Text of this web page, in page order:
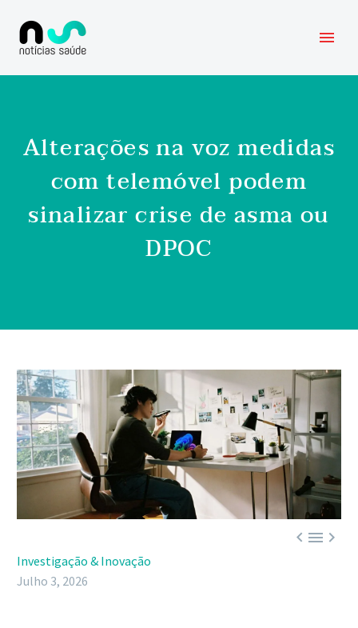
Alterações na voz medidas
com telemóvel podem
sinalizar crise de asma ou
DPOC

Investigação & Inovação
Julho 3, 2026